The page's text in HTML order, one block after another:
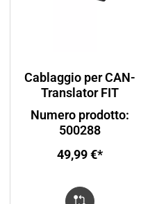
Cablaggio per CAN-
Translator FIT
Numero prodotto:
500288
49,99 €*